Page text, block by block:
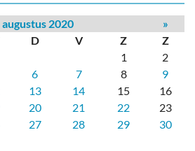
augustus 2020
»
D V Z
Z
1
2
6 7 8
9
13 14 15
16
20 21 22
23
27 28 29
30